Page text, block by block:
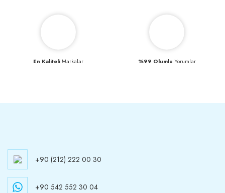
En KaliteliMarkalar %99 Olumlu Yorumlar
+90 (212) 222 00 30
+90 542 552 30 04